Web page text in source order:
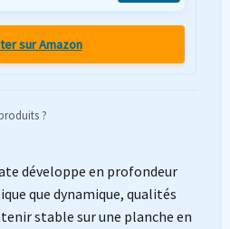
sur Amazon
?
développe en profondeur
que dynamique, qualités
stable sur une planche en